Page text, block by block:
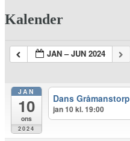
Kalender
JAN – JUN 2024
JAN
10
ons
2024
Dans Gråmanstorp
jan 10 kl. 19:00